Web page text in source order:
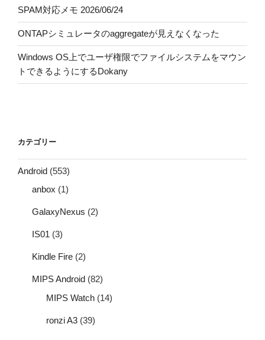
SPAM対応メモ 2026/06/24
ONTAPシミュレータのaggregateが見えなくなった
Windows OS上でユーザ権限でファイルシステムをマウン
トできるようにするDokany
カテゴリー
Android (553)
anbox (1)
GalaxyNexus (2)
IS01 (3)
Kindle Fire (2)
MIPS Android (82)
MIPS Watch (14)
ronzi A3 (39)